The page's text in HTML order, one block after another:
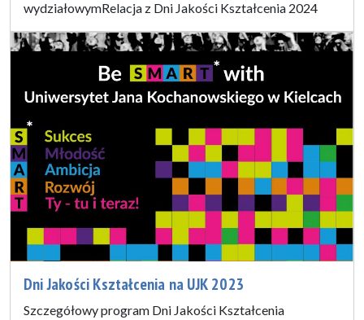
wydziałowymRelacja z Dni Jakości Kształcenia 2024
Dni Jakości Kształcenia na UJK 2023
Szczegółowy program Dni Jakości Kształcenia